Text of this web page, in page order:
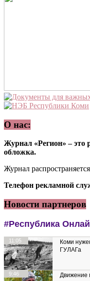
О нас:
Журнал «Регион» – это
обложка.
Журнал
Телефон рекламной
Новости партнеров